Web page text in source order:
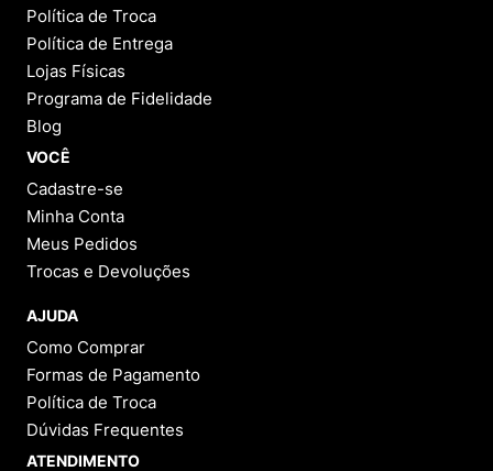
Política de Troca
Política de Entrega
Lojas Físicas
Programa de Fidelidade
Blog
VOCÊ
Cadastre-se
Minha Conta
Meus Pedidos
Trocas e Devoluções
AJUDA
Como Comprar
Formas de Pagamento
Política de Troca
Dúvidas Frequentes
ATENDIMENTO